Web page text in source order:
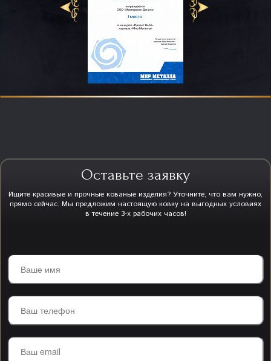
Оставьте заявку
Ищите красивые и прочные кованые изделия? Уточните, что вам нужно,
прямо сейчас. Мы предложим настоящую ковку на выгодных условиях
в течение 3-х рабочих часов!